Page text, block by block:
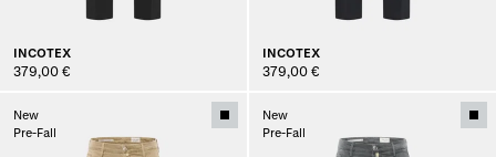
INCOTEX
379,00 €
INCOTEX
379,00 €
New
Pre-Fall
New
Pre-Fall